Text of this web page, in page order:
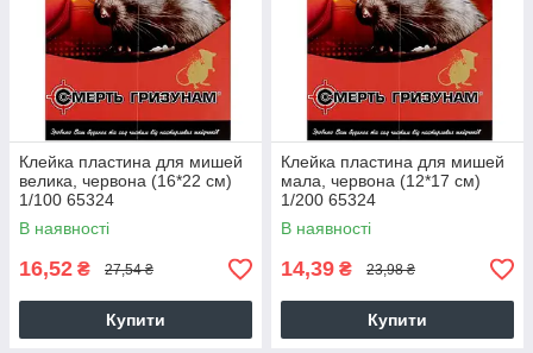
Клейка пластина для мишей
велика, червона (16*22 см)
1/100 65324
В наявності
16,52 ₴ 27,54 ₴
Купити
Клейка пластина для мишей
мала, червона (12*17 см)
1/200 65324
В наявності
14,39 ₴ 23,98 ₴
Купити